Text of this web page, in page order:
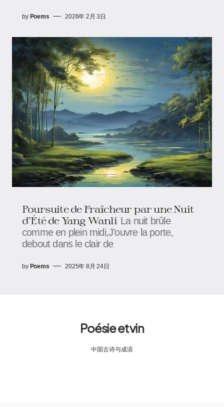
by Poems 2026年 2月 3日
Poursuite de Fraîcheur par une Nuit
d’Été de Yang Wanli La nuit brûle
comme en plein midi,J’ouvre la porte,
debout dans le clair de
by Poems 2025年 8月 24日
Poésie et vin
中国古诗与成语